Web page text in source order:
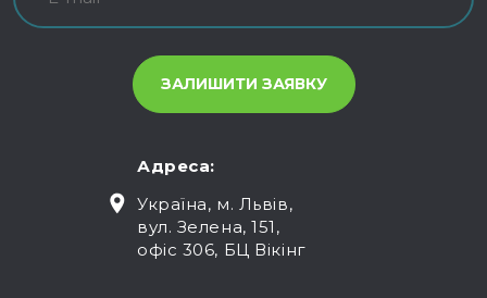
Адреса:
Україна, м. Львів,
вул. Зелена, 151,
офіс 306, БЦ Вікінг